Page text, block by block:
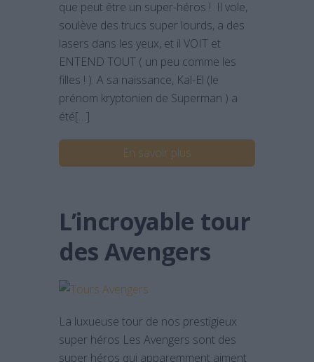
que peut être un super-héros ! Il vole,
soulève des trucs super lourds, a des
lasers dans les yeux, et il VOIT et
ENTEND TOUT ( un peu comme les
filles ! ). A sa naissance, Kal-El (le
prénom kryptonien de Superman ) a
été[…]
En savoir plus
L’incroyable tour
des Avengers
La luxueuse tour de nos prestigieux
super héros Les Avengers sont des
super héros qui apparemment aiment